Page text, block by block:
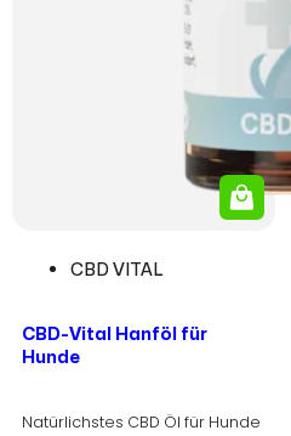
CBD VITAL
CBD-Vital Hanföl für
Hunde
Natürlichstes CBD Öl für Hunde